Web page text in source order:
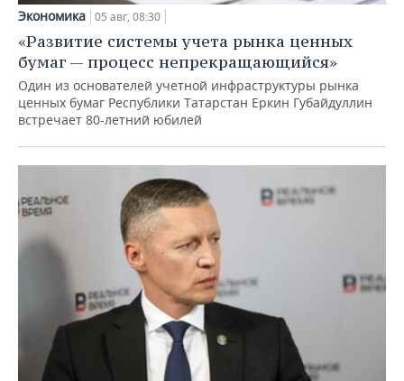
Экономика 05 авг, 08:30
«Развитие системы учета рынка ценных
бумаг — процесс непрекращающийся»
Один из основателей учетной инфраструктуры рынка
ценных бумаг Республики Татарстан Еркин Губайдуллин
встречает 80-летний юбилей